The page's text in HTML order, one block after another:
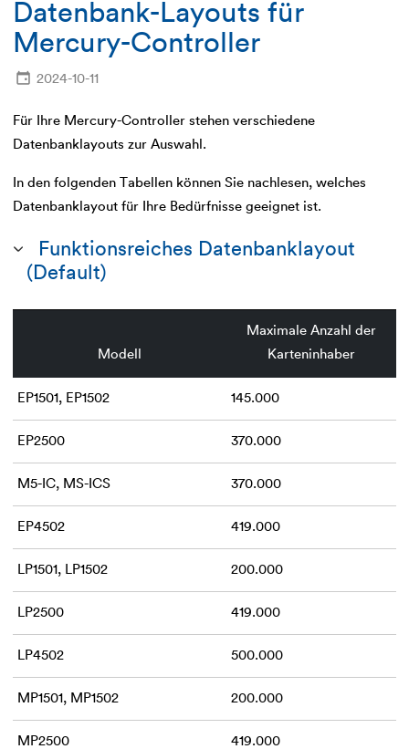
Datenbank-Layouts für
Mercury-Controller
2024-10-11
Für Ihre Mercury-Controller stehen verschiedene
Datenbanklayouts zur Auswahl.
In den folgenden Tabellen können Sie nachlesen, welches
Datenbanklayout für Ihre Bedürfnisse geeignet ist.
Funktionsreiches Datenbanklayout
(Default)
Modell
Maximale Anzahl der
Karteninhaber
EP1501, EP1502 145.000
EP2500 370.000
M5-IC, MS-ICS 370.000
EP4502 419.000
LP1501, LP1502 200.000
LP2500 419.000
LP4502 500.000
MP1501, MP1502 200.000
MP2500 419.000